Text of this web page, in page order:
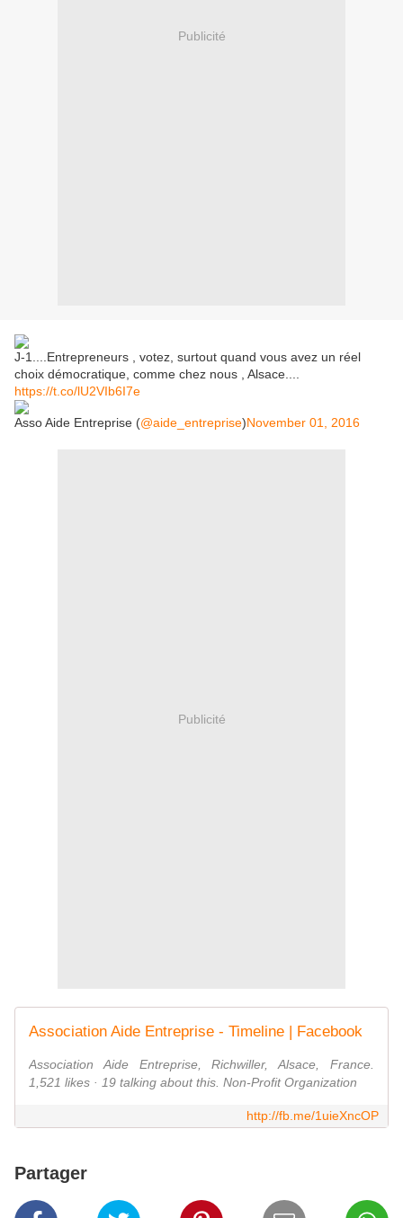
Publicité
J-1....Entrepreneurs , votez, surtout quand vous avez un réel
choix démocratique, comme chez nous , Alsace....
https://t.co/lU2VIb6I7e
Asso Aide Entreprise (@aide_entreprise)November 01, 2016
Publicité
Association Aide Entreprise - Timeline | Facebook
Association Aide Entreprise, Richwiller, Alsace, France.
1,521 likes · 19 talking about this. Non-Profit Organization
http://fb.me/1uieXncOP
Partager